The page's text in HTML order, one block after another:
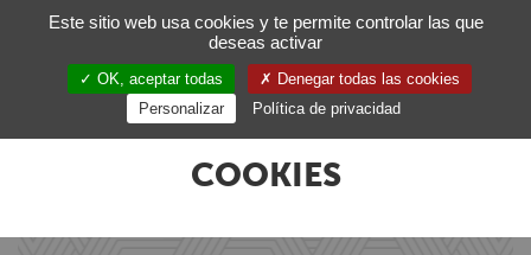
COOKIES
Gestión de sus preferencias de cookies
Este sitio web usa cookies y te permite controlar las que
deseas activar
OK, aceptar todas
Denegar todas las cookies
Personalizar
Política de privacidad